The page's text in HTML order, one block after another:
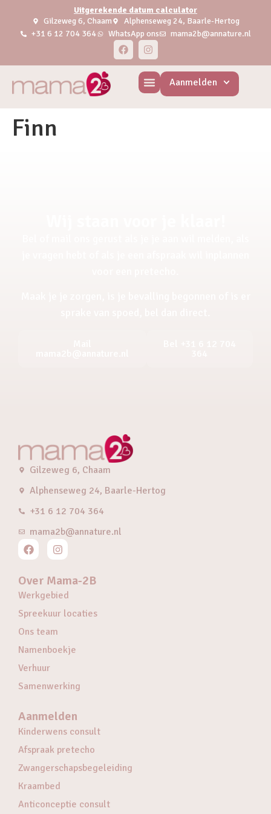
Uitgerekende datum calculator
Gilzeweg 6, Chaam
Alphenseweg 24, Baarle-Hertog
+31 6 12 704 364
WhatsApp ons mama2b@annature.nl
Aanmelden
Finn
Gilzeweg 6, Chaam
Alphenseweg 24, Baarle-Hertog
+31 6 12 704 364
mama2b@annature.nl
Over Mama-2B
Werkgebied
Spreekuur locaties
Ons team
Namenboekje
Verhuur
Samenwerking
Aanmelden
Kinderwens consult
Afspraak pretecho
Zwangerschapsbegeleiding
Kraambed
Anticonceptie consult